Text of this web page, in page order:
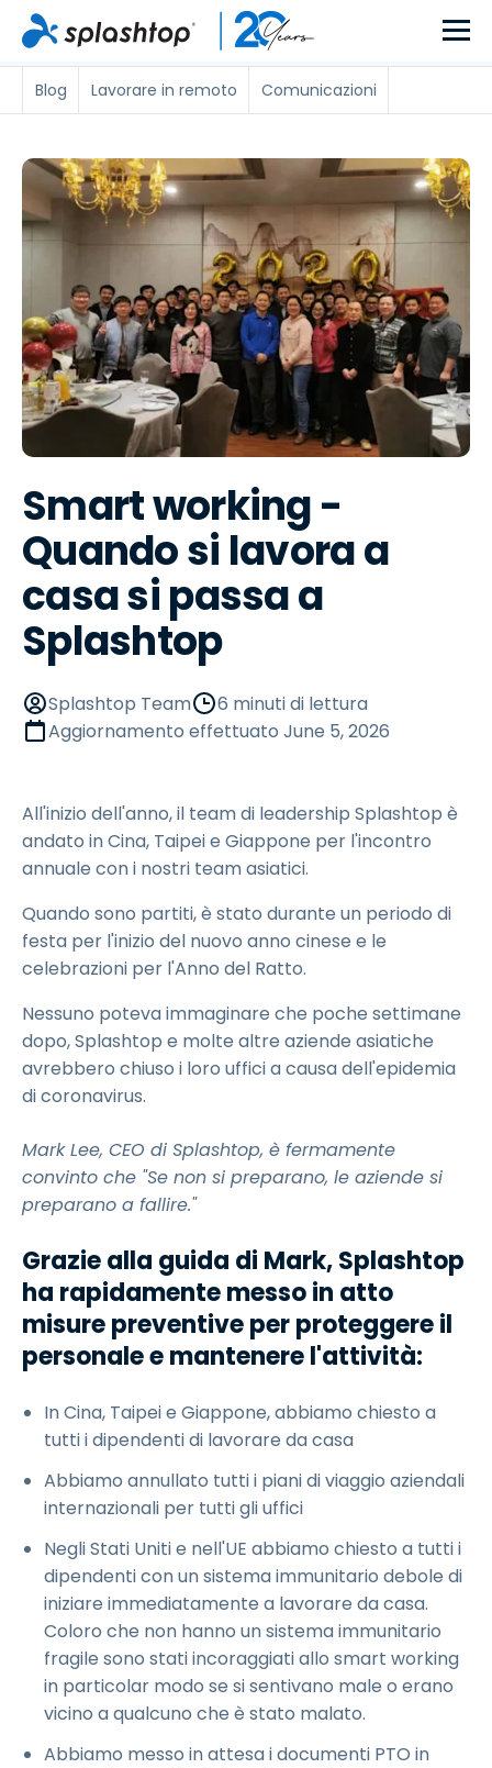
Blog Lavorare in remoto Comunicazioni
Smart working -
Quando si lavora a
casa si passa a
Splashtop
Splashtop Team
6 minuti di lettura
Aggiornamento effettuato June 5, 2026
All'inizio dell'anno, il team di leadership Splashtop è
andato in Cina, Taipei e Giappone per l'incontro
annuale con i nostri team asiatici.
Quando sono partiti, è stato durante un periodo di
festa per l'inizio del nuovo anno cinese e le
celebrazioni per l'Anno del Ratto.
Nessuno poteva immaginare che poche settimane
dopo, Splashtop e molte altre aziende asiatiche
avrebbero chiuso i loro uffici a causa dell'epidemia
di coronavirus.
Mark Lee, CEO di Splashtop, è fermamente
convinto che "Se non si preparano, le aziende si
preparano a fallire."
Grazie alla guida di Mark, Splashtop
ha rapidamente messo in atto
misure preventive per proteggere il
personale e mantenere l'attività:
In Cina, Taipei e Giappone, abbiamo chiesto a
tutti i dipendenti di lavorare da casa
Abbiamo annullato tutti i piani di viaggio aziendali
internazionali per tutti gli uffici
Negli Stati Uniti e nell'UE abbiamo chiesto a tutti i
dipendenti con un sistema immunitario debole di
iniziare immediatamente a lavorare da casa.
Coloro che non hanno un sistema immunitario
fragile sono stati incoraggiati allo smart working
in particolar modo se si sentivano male o erano
vicino a qualcuno che è stato malato.
Abbiamo messo in attesa i documenti PTO in